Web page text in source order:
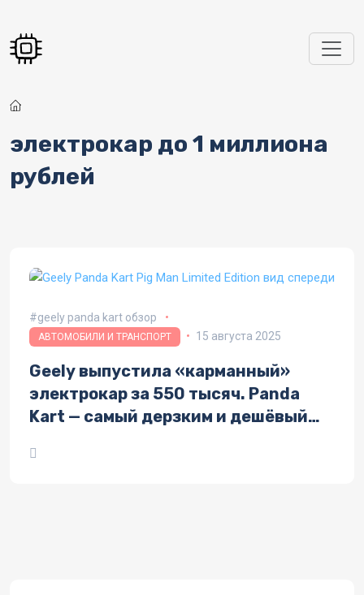
электрокар до 1 миллиона
рублей
geely panda kart обзор
АВТОМОБИЛИ И ТРАНСПОРТ 15 августа 2025
Geely выпустила «карманный»
электрокар за 550 тысяч. Panda
Kart — самый дерзким и дешёвый